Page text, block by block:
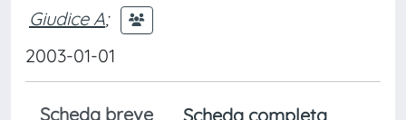
Giudice A;
2003-01-01
Scheda breve
Scheda completa